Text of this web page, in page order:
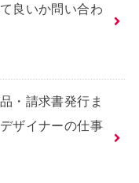
良いか問い合わ
・請求書発行ま
ザイナーの仕事